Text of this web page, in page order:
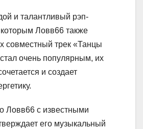
и талантливый рэп-
которым Ловв66 также
совместный трек «Танцы
очень популярным, их
и создает
Ловв66 с известными
его музыкальный